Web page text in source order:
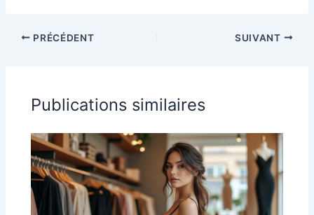
PRÉCÉDENT SUIVANT
Publications similaires